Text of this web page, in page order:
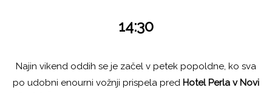
14:30
Najin vikend oddih se je začel v petek popoldne, ko sva
po udobni enourni vožnji prispela pred Hotel Perla v Novi